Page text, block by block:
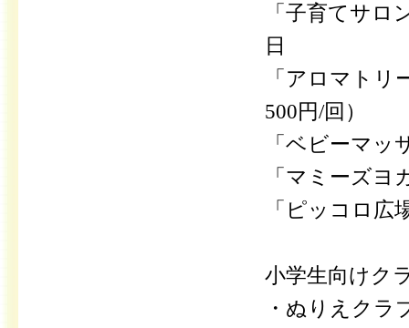
「子育てサロ
日
「アロマトリ
500円/回）
「ベビーマッ
「マミーズヨ
「ピッコロ広
小学生向けク
・ぬりえクラ